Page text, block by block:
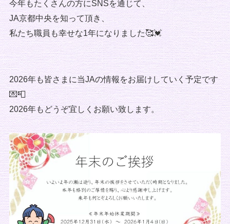
今年もたくさんの方にSNSを通じて、
JA京都中央を知って頂き、
私たち職員も幸せな1年になりました🥰💓
2026年も皆さまに当JAの情報をお届けしていく予定です
💌📮
2026年もどうぞ宜しくお願い致します。